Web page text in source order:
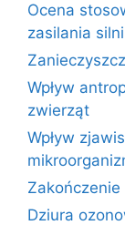
Ocena
zasilania
Wpływ
zwierząt
Wpływ
Dziura